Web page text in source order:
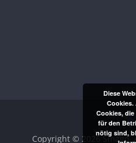
Copyright © 2026Smago.
Diese
Cookies.
Cookies,
für den
nötig sind,